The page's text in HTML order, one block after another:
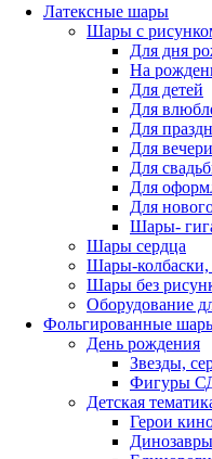
Латексные шары
Шары с
Для дня
На
Для детей
Для
Для
Для
Для
Для
Для
Шары-
Шары сердца
Шары-
Шары без
Оборудование
Фольгированные
День рождения
Звезды,
Фигуры
Детская
Герои